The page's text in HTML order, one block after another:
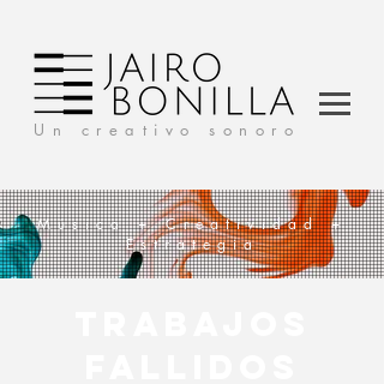
Un creativo sonoro
Música + Creatividad +
Estrategia